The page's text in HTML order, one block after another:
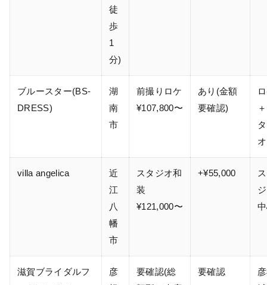
徒
歩
1
分)
ブルースター(BS-
DRESS)
湖
南
市
前撮りロケ
¥107,800〜
あり(金額
要確認)
オ
villa angelica
近
江
八
幡
市
スタジオ和
装
¥121,000〜
+¥55,000
滋賀ブライダルフ
彦
要確認(総
要確認